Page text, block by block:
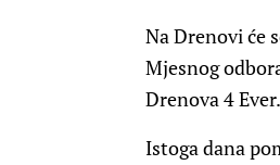
Na Drenovi će
Mjesnog
Drenova 4 Ever.
Istoga dana